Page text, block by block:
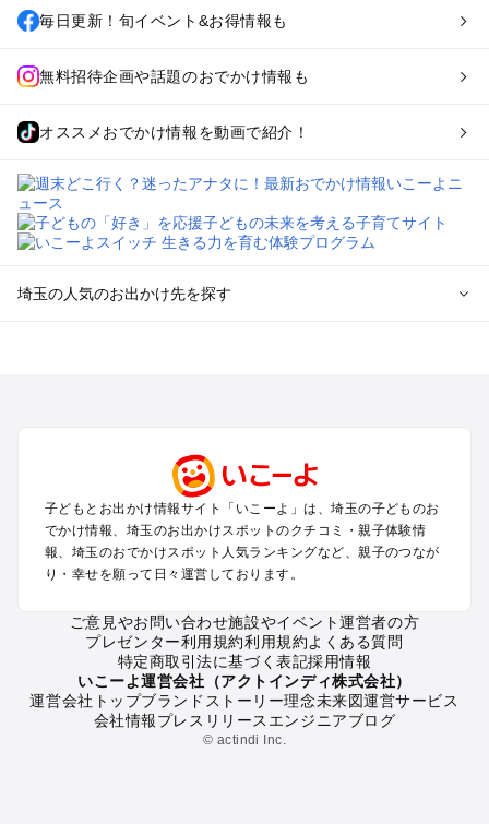
毎日更新！旬イベント&お得情報も
無料招待企画や話題のおでかけ情報も
オススメおでかけ情報を動画で紹介！
埼玉の人気のお出かけ先を探す
秩父・長瀞のプールお出かけ
川口・戸田・和光・朝霞のプールお出かけ
飯能・坂戸・東松山・日高のプールお出かけ
久喜・行田・加須・羽生のプールお出かけ
熊谷・太田・足利・古河のプールお出かけ
埼玉の定番お出かけスポット
埼玉の遊園地
埼玉の動物園
埼玉のバーベキュー
子どもとお出かけ情報サイト「いこーよ」は、埼玉の子どものお
でかけ情報、埼玉のお出かけスポットのクチコミ・親子体験情
報、埼玉のおでかけスポット人気ランキングなど、親子のつなが
り・幸せを願って日々運営しております。
ご意見やお問い合わせ施設やイベント運営者の方
プレゼンター利用規約利用規約よくある質問
特定商取引法に基づく表記採用情報
いこーよ運営会社（アクトインディ株式会社）
運営会社トップブランドストーリー理念未来図運営サービス
会社情報プレスリリース エンジニアブログ
© actindi Inc.